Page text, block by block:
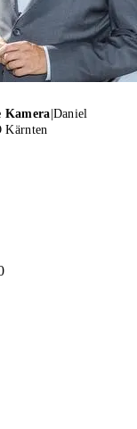
Kamera Daniel
Kärnten